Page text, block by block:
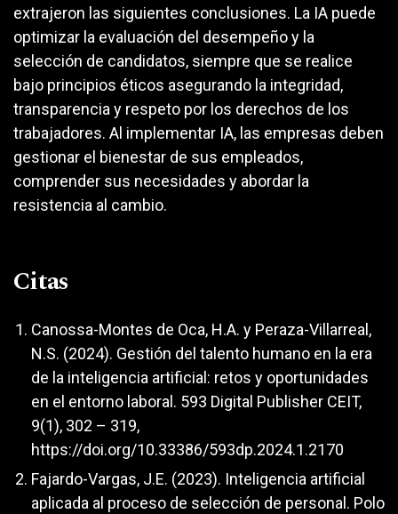
extrajeron las siguientes conclusiones. La IA puede
optimizar la evaluación del desempeño y la
selección de candidatos, siempre que se realice
bajo principios éticos asegurando la integridad,
transparencia y respeto por los derechos de los
trabajadores. Al implementar IA, las empresas deben
gestionar el bienestar de sus empleados,
comprender sus necesidades y abordar la
resistencia al cambio.
Citas
Canossa-Montes de Oca, H.A. y Peraza-Villarreal,
N.S. (2024). Gestión del talento humano en la era
de la inteligencia artificial: retos y oportunidades
en el entorno laboral. 593 Digital Publisher CEIT,
9(1), 302 – 319,
https://doi.org/10.33386/593dp.2024.1.2170
Fajardo-Vargas, J.E. (2023). Inteligencia artificial
aplicada al proceso de selección de personal. Polo